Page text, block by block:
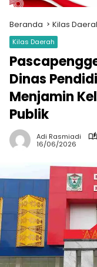
Beranda Kilas
Kilas Daerah
Dinas
Menjamin
Publik
Adi Rasmiadi
16/06/2026